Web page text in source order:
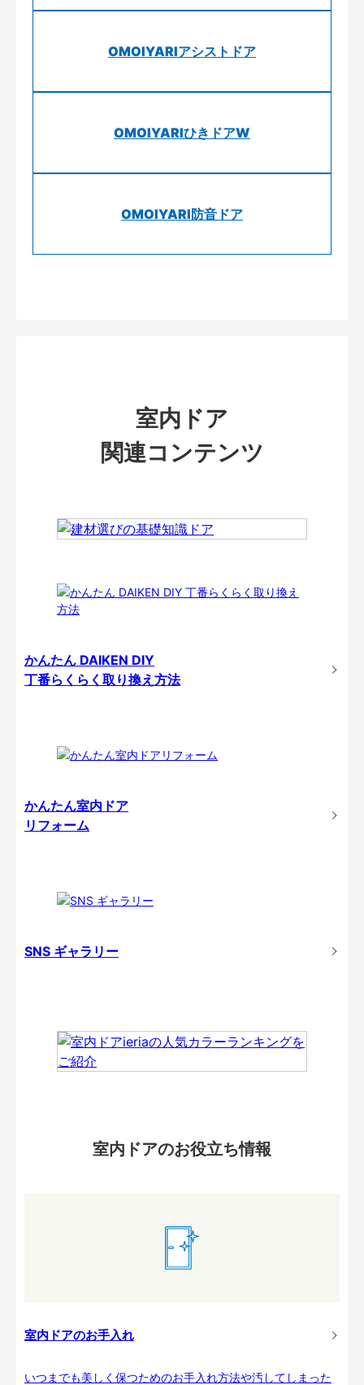
OMOIYARIアシストドア
OMOIYARIひきドアW
OMOIYARI防音ドア
室内ドア
関連コンテンツ
かんたん DAIKEN DIY
丁番らくらく取り換え方法
かんたん室内ドア
リフォーム
SNS ギャラリー
室内ドアのお役立ち情報
室内ドアのお手入れ
いつまでも美しく保つためのお手入れ方法や汚してしまった